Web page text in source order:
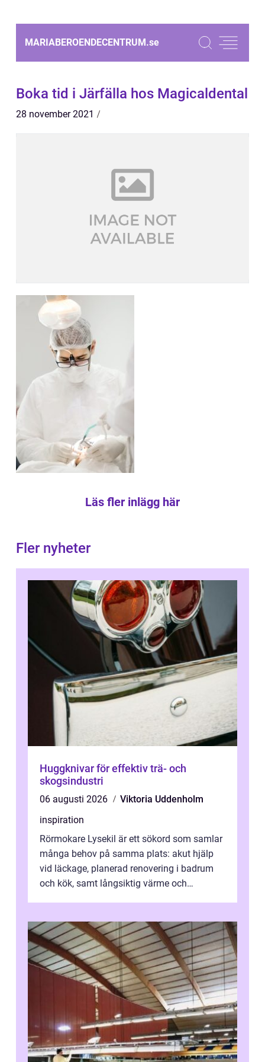
MARIABEROENDECENTRUM.se
Boka tid i Järfälla hos Magicaldental
28 november 2021
Läs fler inlägg här
Fler nyheter
Huggknivar för effektiv trä- och
skogsindustri
06 augusti 2026
Viktoria Uddenholm
inspiration
Rörmokare Lysekil är ett sökord som samlar
många behov på samma plats: akut hjälp
vid läckage, planerad renovering i badrum
och kök, samt långsiktig värme och